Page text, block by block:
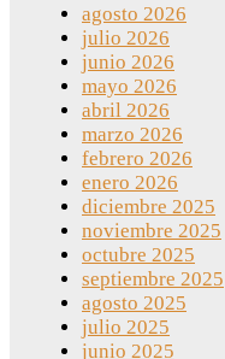
agosto 2026
julio 2026
junio 2026
mayo 2026
abril 2026
marzo 2026
febrero 2026
enero 2026
diciembre 2025
noviembre 2025
octubre 2025
septiembre 2025
agosto 2025
julio 2025
junio 2025